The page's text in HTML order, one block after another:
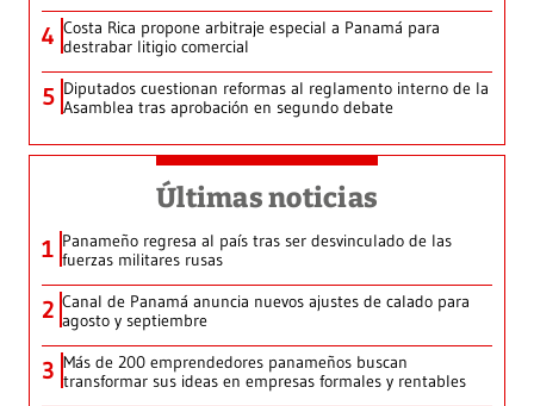
4 Costa Rica propone arbitraje especial a Panamá para
destrabar litigio comercial
5 Diputados cuestionan reformas al reglamento interno de la
Asamblea tras aprobación en segundo debate
Últimas noticias
1 Panameño regresa al país tras ser desvinculado de las
fuerzas militares rusas
2 Canal de Panamá anuncia nuevos ajustes de calado para
agosto y septiembre
3 Más de 200 emprendedores panameños buscan
transformar sus ideas en empresas formales y rentables